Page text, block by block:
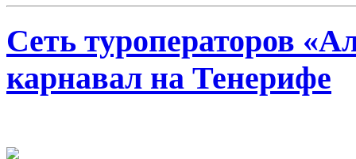
Сеть туроператоров
карнавал на Тенерифе